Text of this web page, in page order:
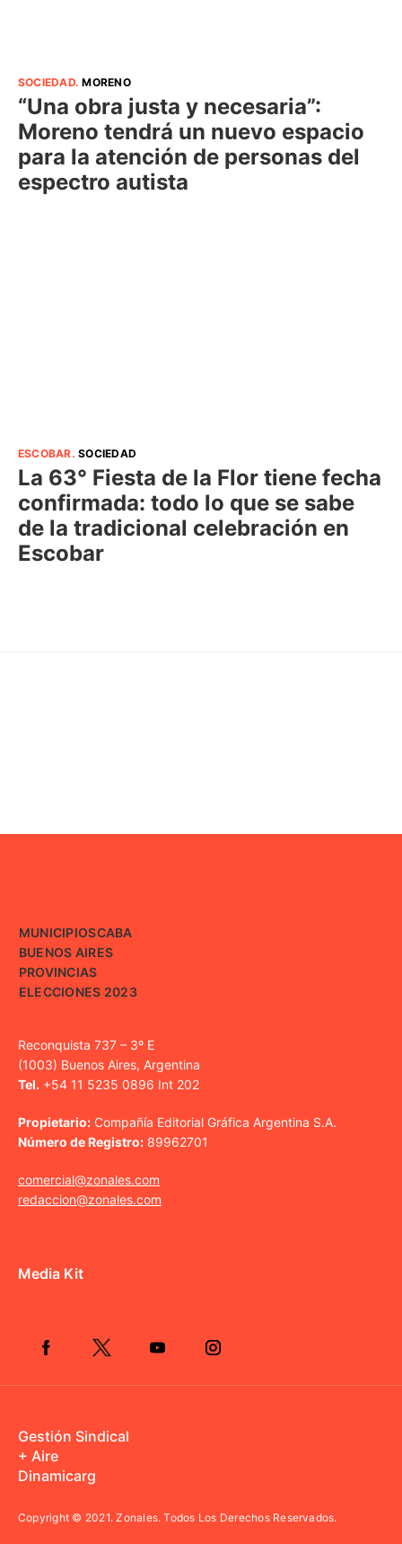
SOCIEDAD.MORENO
“Una obra justa y necesaria”:
Moreno tendrá un nuevo espacio
para la atención de personas del
espectro autista
ESCOBAR.SOCIEDAD
La 63° Fiesta de la Flor tiene fecha
confirmada: todo lo que se sabe
de la tradicional celebración en
Escobar
MUNICIPIOSCABA
BUENOS AIRES
PROVINCIAS
ELECCIONES 2023
Reconquista 737 – 3º E
(1003) Buenos Aires, Argentina
Tel. +54 11 5235 0896 Int 202
Propietario: Compañía Editorial Gráfica Argentina S.A.
Número de Registro: 89962701
comercial@zonales.com
redaccion@zonales.com
Media Kit
Gestión Sindical
+ Aire
Dinamicarg
Copyright © 2021.Zonales. Todos Los Derechos Reservados.